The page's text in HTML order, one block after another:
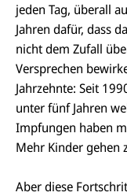
jeden Tag, überall
Jahren dafür, dass
nicht dem Zufall
Versprechen
Jahrzehnte: Seit
unter fünf Jahren
Impfungen haben
Mehr Kinder gehen
Aber diese